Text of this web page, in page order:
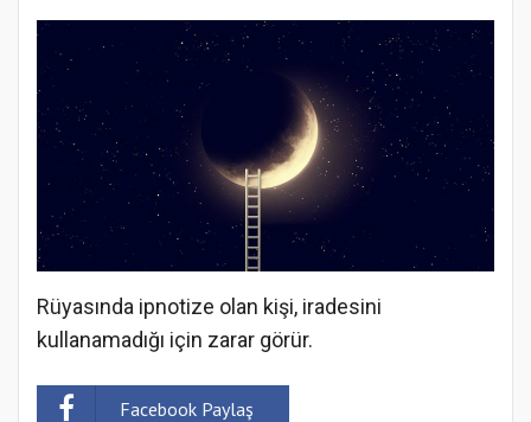
Rüyasında ipnotize olan kişi, iradesini
kullanamadığı için zarar görür.
Facebook Paylaş